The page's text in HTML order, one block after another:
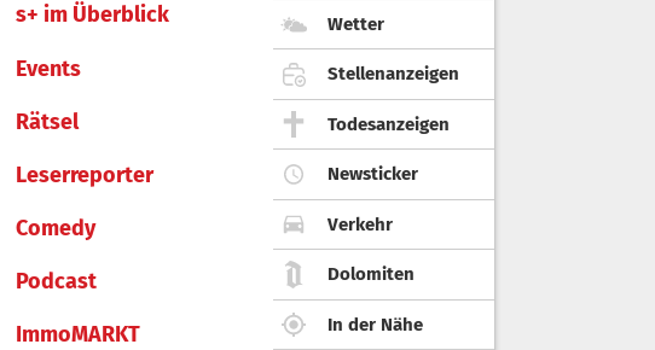
s+ im Überblick
Events
Rätsel
Leserreporter
Comedy
Podcast
ImmoMARKT
Wetter
Stellenanzeigen
Todesanzeigen
Newsticker
Verkehr
Dolomiten
In der Nähe